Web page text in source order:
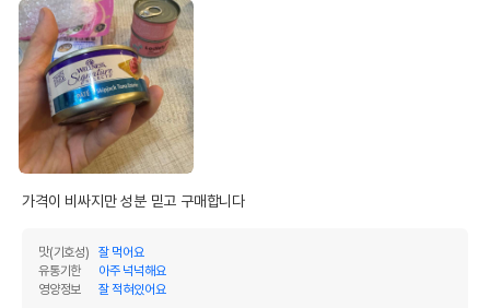
가격이 비싸지만 성분 믿고 구매합니다
맛(기호성)
잘 먹어요
유통기한
아주 넉넉해요
영양정보
잘 적혀있어요